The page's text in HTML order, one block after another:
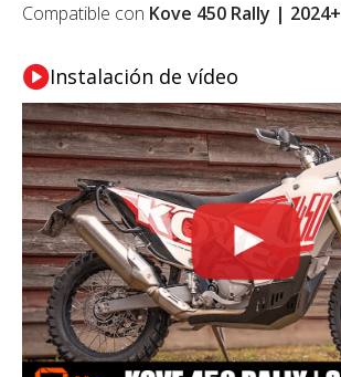
Compatible con Kove 450 Rally | 2024+
Instalación de vídeo